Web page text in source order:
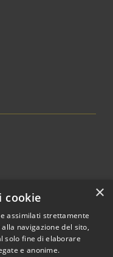
×
cookie
assimilati strettamente
navigazione del sito,
solo fine di elaborare
e anonime.